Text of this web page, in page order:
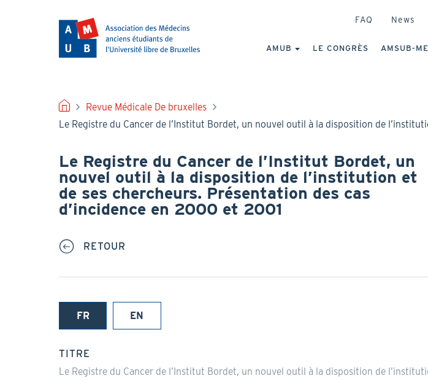
HEADER
FAQ News
PRINCIPALE
AMUB LE CONGRÈS AMSUB-
FILRevue Médicale De bruxelles
Le Registre du Cancer de l’Institut Bordet, un nouvel outil à la disposition de
Le Registre du Cancer de l’Institut Bordet, un
nouvel outil à la disposition de l’institution et
de ses chercheurs. Présentation des cas
d’incidence en 2000 et 2001
RETOUR
FR
(onglet
EN
TITRE
Le Registre du Cancer de l’Institut Bordet, un nouvel outil à la disposition de